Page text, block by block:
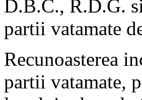
D.B.C., R.D.G.
partii vatamate
Recunoasterea
partii vatamate,